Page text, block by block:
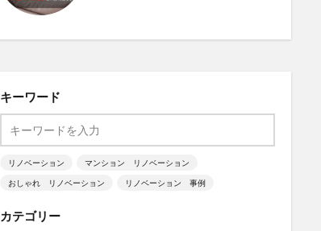
キーワード
リノベーション マンション リノベーション
おしゃれ リノベーション リノベーション 事例
カテゴリー